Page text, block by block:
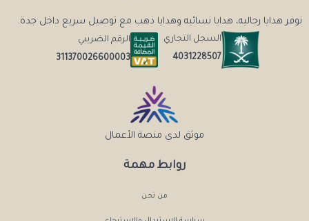
روابط مهمة
من نحن
نوفر هدايا رجاليه، هدايا نسائيه وهدايا ذهب مع توصيل سريع داخل جدة.
السجل التجاري
4031228507
الرقم الضريبي
311370026600003
موثق لدى منصة الأعمال